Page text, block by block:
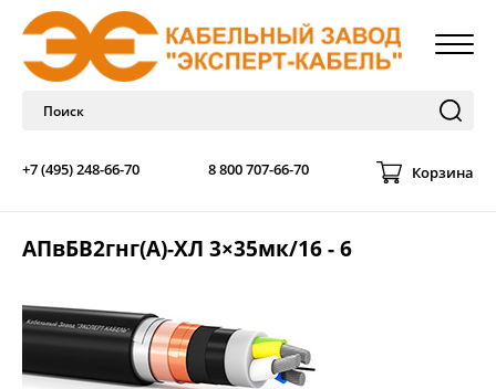
+7 (495) 248-66-70 8 800 707-66-70 Корзина
АПвБВ2гнг(А)-ХЛ 3×35мк/16 - 6